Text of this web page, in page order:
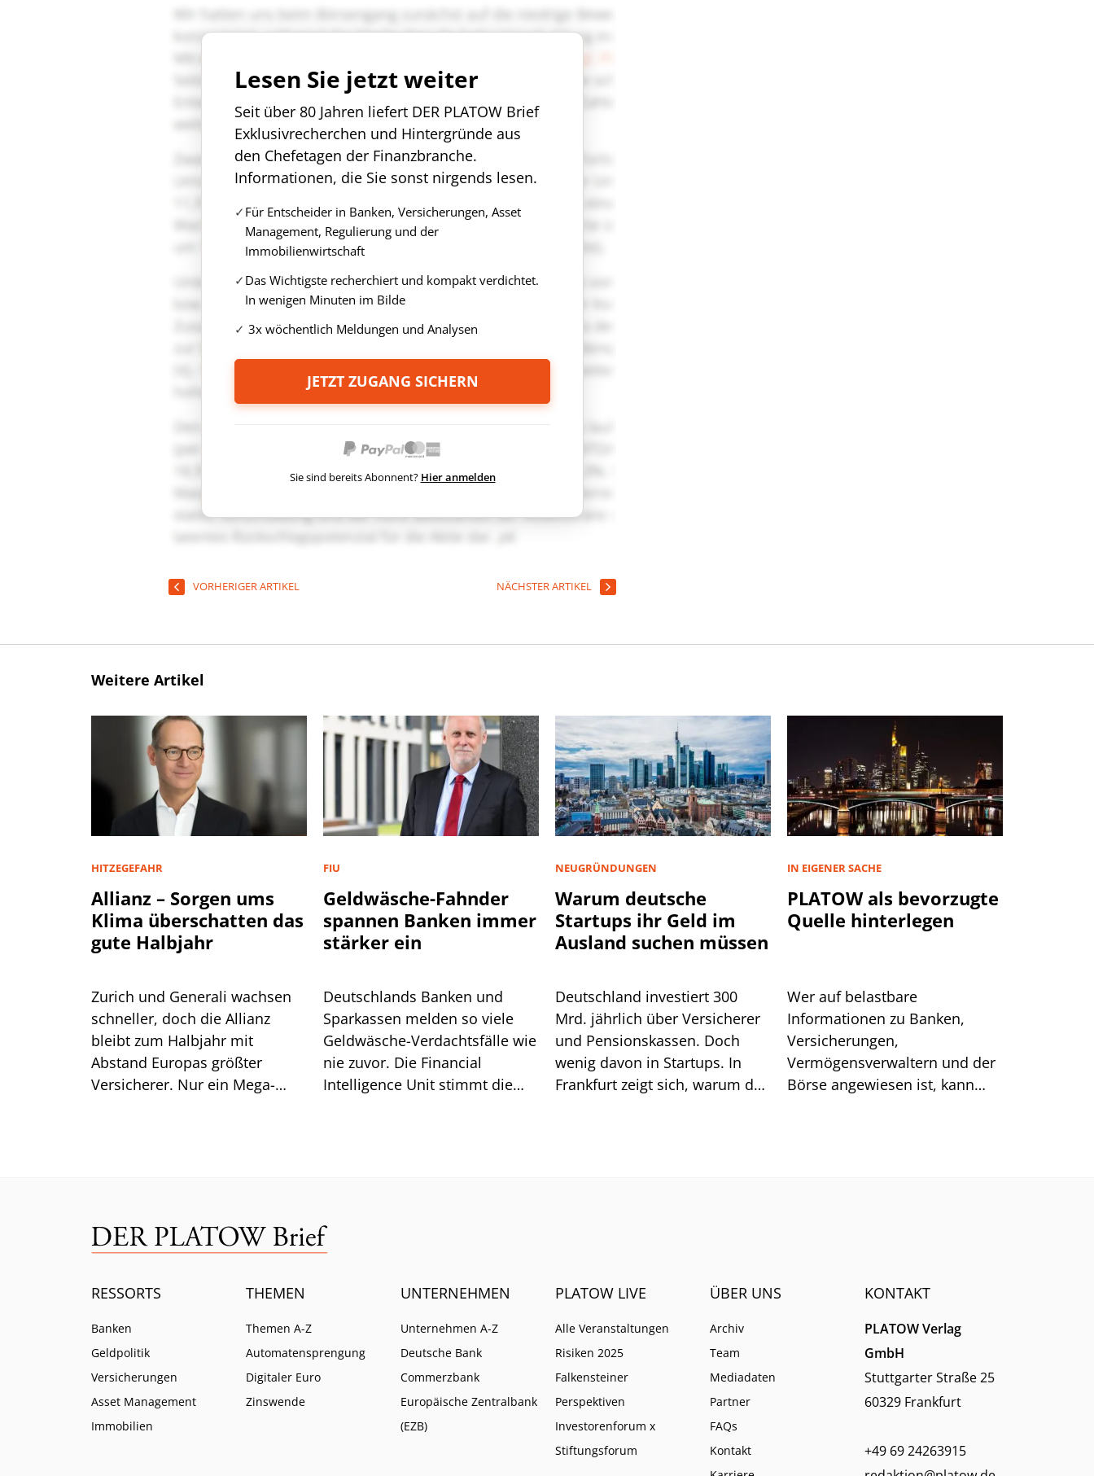
Lesen Sie jetzt weiter
Seit über 80 Jahren liefert DER PLATOW Brief
Exklusivrecherchen und Hintergründe aus
den Chefetagen der Finanzbranche.
Informationen, die Sie sonst nirgends lesen.
Für Entscheider in Banken, Versicherungen, Asset
Management, Regulierung und der
Immobilienwirtschaft
Das Wichtigste recherchiert und kompakt verdichtet.
In wenigen Minuten im Bilde
3x wöchentlich Meldungen und Analysen
JETZT ZUGANG SICHERN
Sie sind bereits Abonnent? Hier anmelden
VORHERIGER ARTIKEL NÄCHSTER ARTIKEL
Weitere Artikel
HITZEGEFAHR
Allianz – Sorgen ums
Klima überschatten das
gute Halbjahr
Zurich und Generali wachsen
schneller, doch die Allianz
bleibt zum Halbjahr mit
Abstand Europas größter
Versicherer. Nur ein Mega-
FIU
Geldwäsche-Fahnder
spannen Banken immer
stärker ein
Deutschlands Banken und
Sparkassen melden so viele
Geldwäsche-Verdachtsfälle wie
nie zuvor. Die Financial
Intelligence Unit stimmt die
NEUGRÜNDUNGEN
Warum deutsche
Startups ihr Geld im
Ausland suchen müssen
Deutschland investiert 300
Mrd. jährlich über Versicherer
und Pensionskassen. Doch
wenig davon in Startups. In
Frankfurt zeigt sich, warum das
IN EIGENER SACHE
PLATOW als bevorzugte
Quelle hinterlegen
Wer auf belastbare
Informationen zu Banken,
Versicherungen,
Vermögensverwaltern und der
Börse angewiesen ist, kann
RESSORTS
Banken
Geldpolitik
Versicherungen
Asset Management
Immobilien
THEMEN
Themen A-Z
Automatensprengung
Digitaler Euro
Zinswende
UNTERNEHMEN
Unternehmen A-Z
Deutsche Bank
Commerzbank
Europäische Zentralbank
(EZB)
PLATOW LIVE
Alle Veranstaltungen
Risiken 2025
Falkensteiner
Perspektiven
Investorenforum x
Stiftungsforum
ÜBER UNS
Archiv
Team
Mediadaten
Partner
FAQs
Kontakt
KONTAKT
PLATOW Verlag
GmbH
Stuttgarter Straße 25
60329 Frankfurt
+49 69 24263915